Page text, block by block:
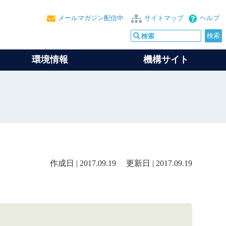
ヘルプ
サイトマップ
メールマガジン配信中
環境情報 機構サイト
作成日 | 2017.09.19 更新日 | 2017.09.19